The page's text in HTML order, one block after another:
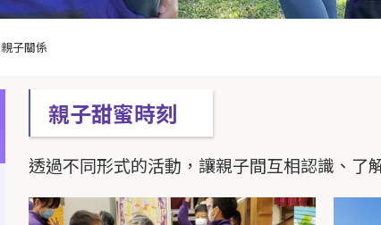
親子關係
親子甜蜜時刻
透過不同形式的活動，讓親子間互相認識、了